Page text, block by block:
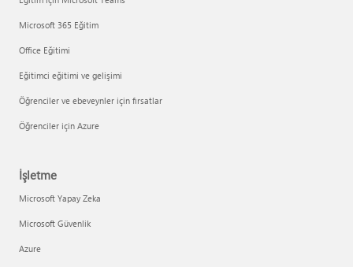
Microsoft 365 Eğitim
Office Eğitimi
Eğitimci eğitimi ve gelişimi
Öğrenciler ve ebeveynler için fırsatlar
Öğrenciler için Azure
İşletme
Microsoft Yapay Zeka
Microsoft Güvenlik
Azure